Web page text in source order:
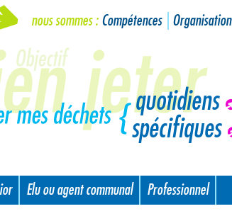
nous sommes : Compétences Organisation
quotidiens
spécifiques
Elu ou agent communal
Professionnel